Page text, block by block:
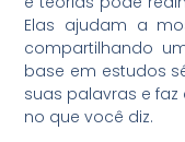
Elas ajudam a
compartilhando
base em estudos
suas palavras e
no que você diz.